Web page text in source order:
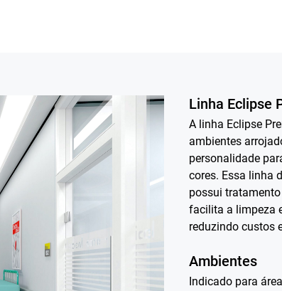
Linha Eclipse
A linha Eclipse
ambientes
personalidade
cores. Essa linha
possui
facilita a limpeza
reduzindo custos
Ambientes
Indicado para